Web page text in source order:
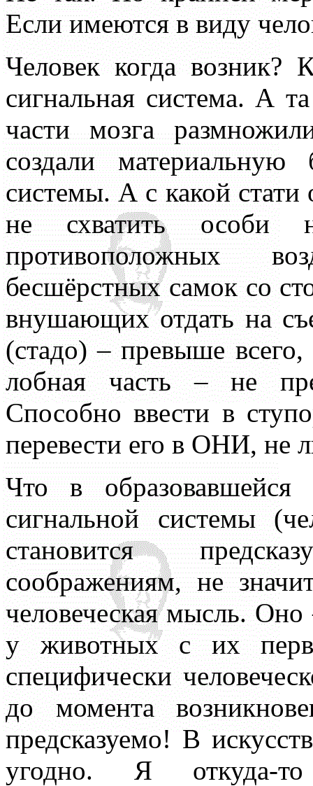
Если имеются в виду
Человек когда возник?
сигнальная система. А
части мозга
создали
системы. А с какой
не схватить
противоположных
бесшёрстных самок со
внушающих отдать на
(стадо) – превыше
лобная часть – не
Способно ввести в
перевести его в ОНИ,
Что в образовавшейся
сигнальной системы
становится
соображениям, не
человеческая мысль.
у животных с их
специфически
до момента
предсказуемо! В
угодно. Я откуда-то